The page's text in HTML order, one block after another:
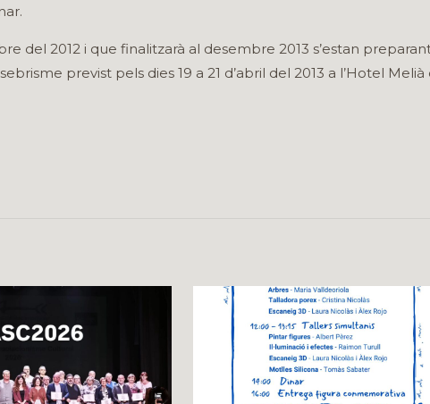
del 2012 i que finalitzarà al desembre 2013 s’estan
previst pels dies 19 a 21 d’abril del 2013 a l’Hotel Melià